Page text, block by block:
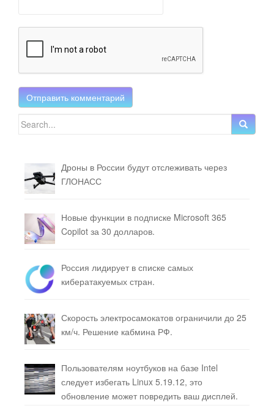
Search for:
Дроны в России будут отслеживать через
ГЛОНАСС
Новые функции в подписке Microsoft 365
Copilot за 30 долларов.
Россия лидирует в списке самых
кибератакуемых стран.
Скорость электросамокатов ограничили до 25
км/ч. Решение кабмина РФ.
Пользователям ноутбуков на базе Intel
следует избегать Linux 5.19.12, это
обновление может повредить ваш дисплей.